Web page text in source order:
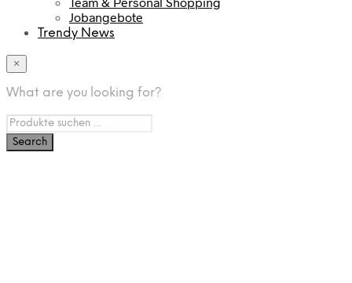
Jobangebote
Trendy News
×
What are you looking for?